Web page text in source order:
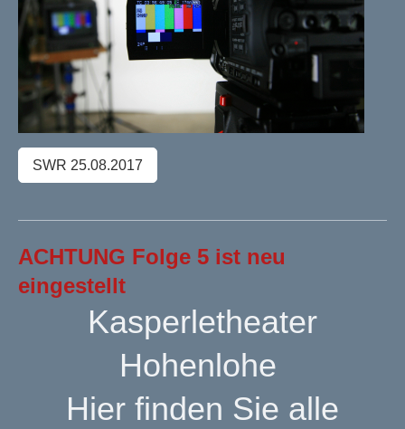
SWR 25.08.2017
ACHTUNG Folge 5 ist neu
eingestellt
Kasperletheater
Hohenlohe
Hier finden Sie alle